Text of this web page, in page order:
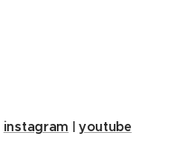
instagram | youtube